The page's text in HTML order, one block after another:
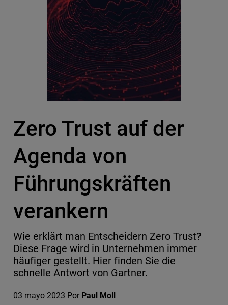
Zero Trust auf der
Agenda von
Führungskräften
verankern
Wie erklärt man Entscheidern Zero Trust?
Diese Frage wird in Unternehmen immer
häufiger gestellt. Hier finden Sie die
schnelle Antwort von Gartner.
03 mayo 2023 Por Paul Moll